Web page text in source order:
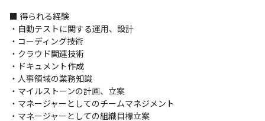
・開発ツール：Visual Studio Code、Eclipse
・コミュニケーション：Slack、Google Workspace
＜貸与PC：22年にハイスペックPCへの切り替えを実施済
み＞
・CPU：最新第12世代 Intel Core i7
・メモリ：32G
■ 得られる経験
・自動テストに関する運用、設計
・コーディング技術
・クラウド関連技術
・ドキュメント作成
・人事領域の業務知識
・マイルストーンの計画、立案
・マネージャーとしてのチームマネジメント
・マネージャーとしての組織目標立案